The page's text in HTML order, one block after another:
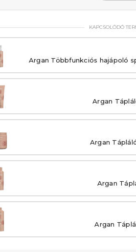
KAPCSOLÓDÓ
Argan Többfunkciós hajápoló
Argan
Argan
Argan
Argan